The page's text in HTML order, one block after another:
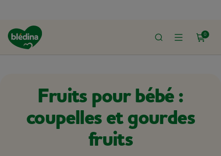
0
ACCUEIL
Fruits pour bébé :
coupelles et gourdes
fruits